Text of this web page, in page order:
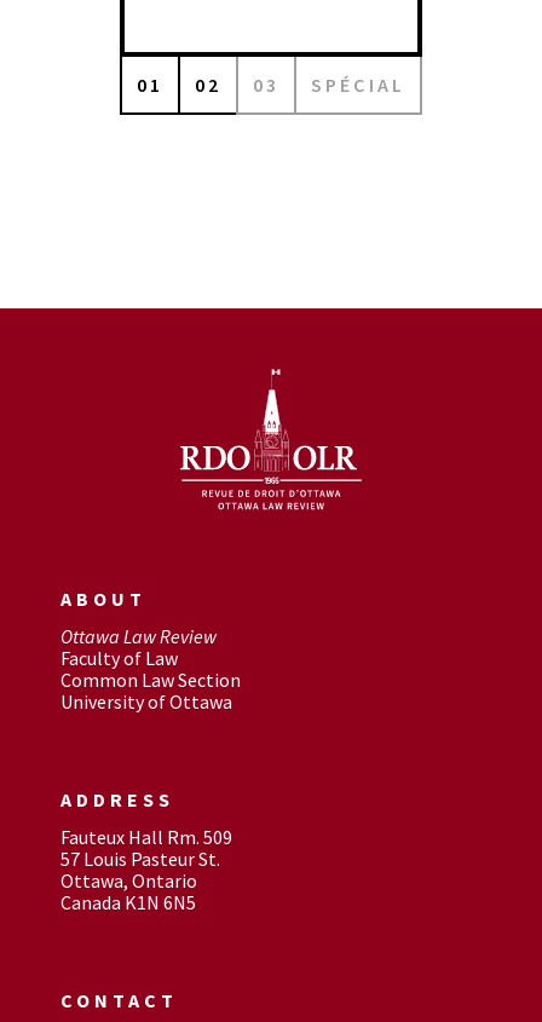
01 02 03 SPÉCIAL
ABOUT
Ottawa Law Review
Faculty of Law
Common Law Section
University of Ottawa
ADDRESS
Fauteux Hall Rm. 509
57 Louis Pasteur St.
Ottawa, Ontario
Canada K1N 6N5
CONTACT